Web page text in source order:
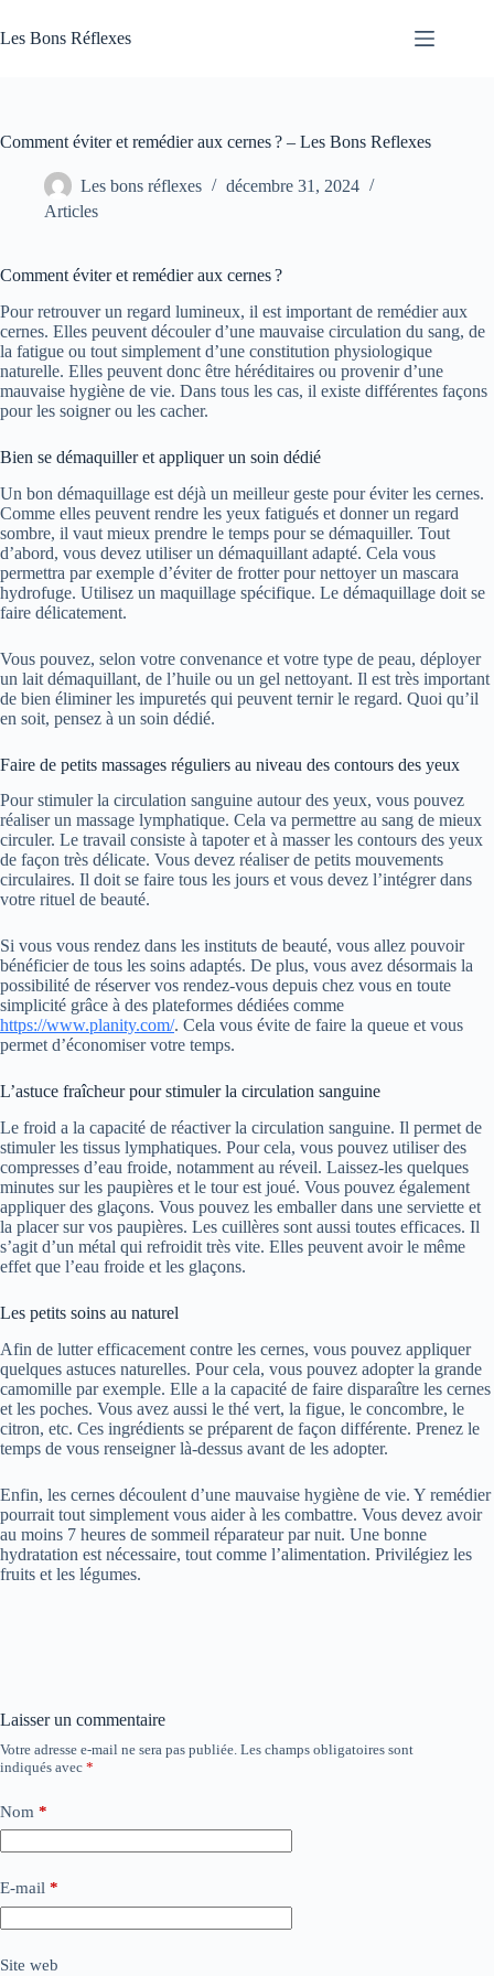
au
contenu
Les Bons Réflexes
Comment éviter et remédier aux cernes ? – Les Bons Reflexes
Les bons réflexes
décembre 31, 2024
Articles
Comment éviter et remédier aux cernes ?
Pour retrouver un regard lumineux, il est important de remédier aux
cernes. Elles peuvent découler d’une mauvaise circulation du sang, de
la fatigue ou tout simplement d’une constitution physiologique
naturelle. Elles peuvent donc être héréditaires ou provenir d’une
mauvaise hygiène de vie. Dans tous les cas, il existe différentes façons
pour les soigner ou les cacher.
Bien se démaquiller et appliquer un soin dédié
Un bon démaquillage est déjà un meilleur geste pour éviter les cernes.
Comme elles peuvent rendre les yeux fatigués et donner un regard
sombre, il vaut mieux prendre le temps pour se démaquiller. Tout
d’abord, vous devez utiliser un démaquillant adapté. Cela vous
permettra par exemple d’éviter de frotter pour nettoyer un mascara
hydrofuge. Utilisez un maquillage spécifique. Le démaquillage doit se
faire délicatement.
Vous pouvez, selon votre convenance et votre type de peau, déployer
un lait démaquillant, de l’huile ou un gel nettoyant. Il est très important
de bien éliminer les impuretés qui peuvent ternir le regard. Quoi qu’il
en soit, pensez à un soin dédié.
Faire de petits massages réguliers au niveau des contours des yeux
Pour stimuler la circulation sanguine autour des yeux, vous pouvez
réaliser un massage lymphatique. Cela va permettre au sang de mieux
circuler. Le travail consiste à tapoter et à masser les contours des yeux
de façon très délicate. Vous devez réaliser de petits mouvements
circulaires. Il doit se faire tous les jours et vous devez l’intégrer dans
votre rituel de beauté.
Si vous vous rendez dans les instituts de beauté, vous allez pouvoir
bénéficier de tous les soins adaptés. De plus, vous avez désormais la
possibilité de réserver vos rendez-vous depuis chez vous en toute
simplicité grâce à des plateformes dédiées comme
https://www.planity.com/. Cela vous évite de faire la queue et vous
permet d’économiser votre temps.
L’astuce fraîcheur pour stimuler la circulation sanguine
Le froid a la capacité de réactiver la circulation sanguine. Il permet de
stimuler les tissus lymphatiques. Pour cela, vous pouvez utiliser des
compresses d’eau froide, notamment au réveil. Laissez-les quelques
minutes sur les paupières et le tour est joué. Vous pouvez également
appliquer des glaçons. Vous pouvez les emballer dans une serviette et
la placer sur vos paupières. Les cuillères sont aussi toutes efficaces. Il
s’agit d’un métal qui refroidit très vite. Elles peuvent avoir le même
effet que l’eau froide et les glaçons.
Les petits soins au naturel
Afin de lutter efficacement contre les cernes, vous pouvez appliquer
quelques astuces naturelles. Pour cela, vous pouvez adopter la grande
camomille par exemple. Elle a la capacité de faire disparaître les cernes
et les poches. Vous avez aussi le thé vert, la figue, le concombre, le
citron, etc. Ces ingrédients se préparent de façon différente. Prenez le
temps de vous renseigner là-dessus avant de les adopter.
Enfin, les cernes découlent d’une mauvaise hygiène de vie. Y remédier
pourrait tout simplement vous aider à les combattre. Vous devez avoir
au moins 7 heures de sommeil réparateur par nuit. Une bonne
hydratation est nécessaire, tout comme l’alimentation. Privilégiez les
fruits et les légumes.
Laisser un commentaire
Votre adresse e-mail ne sera pas publiée. Les champs obligatoires sont
indiqués avec *
Nom *
E-mail *
Site web